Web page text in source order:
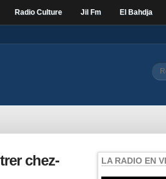
Radio Culture Jil Fm El Bahdja
chez-
LA RADIO EN